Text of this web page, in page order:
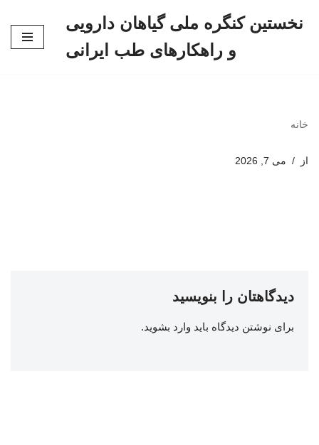
نخستین کنگره ملی گیاهان دارویی
و راهکارهای طب ایرانی
خانه
از می 7, 2026
دیدگاهتان را بنویسید
برای نوشتن دیدگاه باید وارد بشوید.